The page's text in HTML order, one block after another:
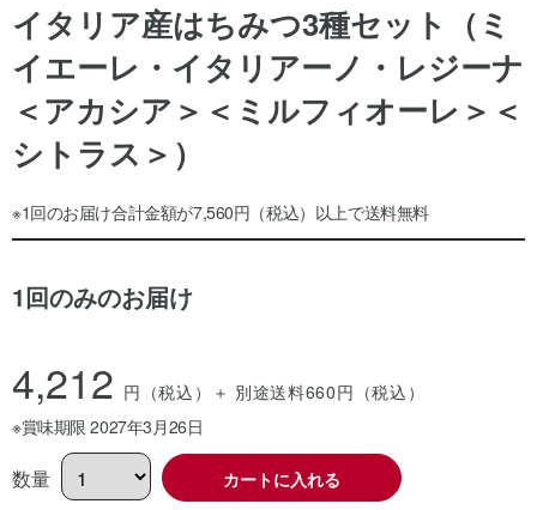
イタリア産はちみつ3種セット（ミ
イエーレ・イタリアーノ・レジーナ
＜アカシア＞＜ミルフィオーレ＞＜
シトラス＞）
※1回のお届け合計金額が7,560円（税込）以上で送料無料
1回のみのお届け
4,212 円（税込） ＋ 別途送料660円（税込）
※賞味期限 2027年3月26日
数量 カートに入れる